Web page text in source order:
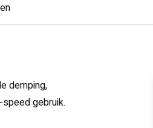
demping,
gebruik.